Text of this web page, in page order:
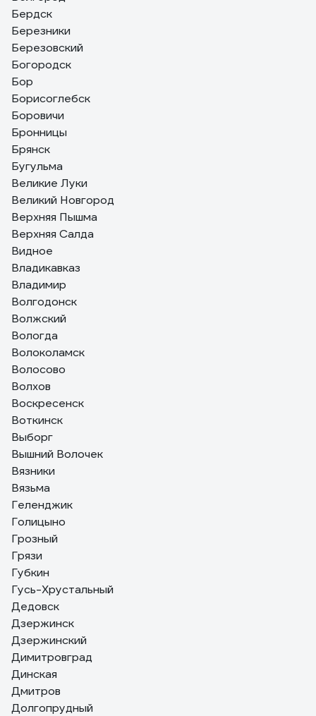
Бердск
Березники
Березовский
Богородск
Бор
Борисоглебск
Боровичи
Бронницы
Брянск
Бугульма
Великие Луки
Великий Новгород
Верхняя Пышма
Верхняя Салда
Видное
Владикавказ
Владимир
Волгодонск
Волжский
Вологда
Волоколамск
Волосово
Волхов
Воскресенск
Воткинск
Выборг
Вышний Волочек
Вязники
Вязьма
Геленджик
Голицыно
Грозный
Грязи
Губкин
Гусь-Хрустальный
Дедовск
Дзержинск
Дзержинский
Димитровград
Динская
Дмитров
Долгопрудный